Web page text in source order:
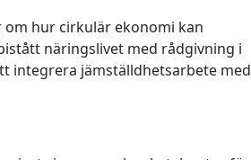
hur cirkulär ekonomi kan
näringslivet med rådgivning i
integrera jämställdhetsarbete med